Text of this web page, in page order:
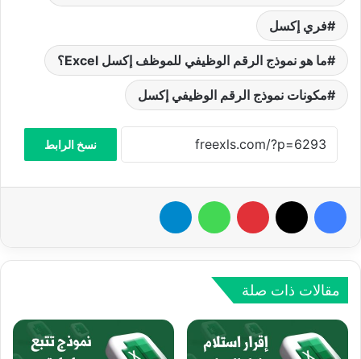
فري إكسل
ما هو نموذج الرقم الوظيفي للموظف إكسل Excel؟
مكونات نموذج الرقم الوظيفي إكسل
نسخ الرابط
فيسبوك بينتيريست واتساب
مقالات ذات صلة